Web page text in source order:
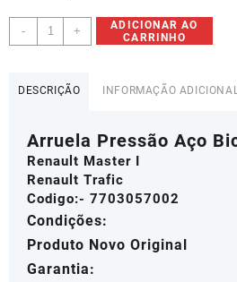
-
Arruela
Pressão
Bico
Injetor
Master
I
-
7703057002
quantidade
+
ADICIONAR AO
CARRINHO
DESCRIÇÃO INFORMAÇÃO
Arruela Pressão Aço
Renault Master I
Renault Trafic
Codigo:- 7703057002
Condições:
Produto Novo Original
Garantia: